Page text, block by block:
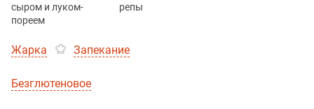
сыром и луком-
пореем
репы
Жарка Запекание
Безглютеновое